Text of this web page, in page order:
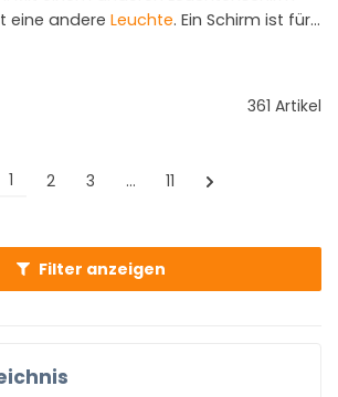
eine andere Leuchte. Ein Schirm ist für
kaufen? Dann ist das schlichtweg
361 Artikel
1 2 3 … 11
Filter anzeigen